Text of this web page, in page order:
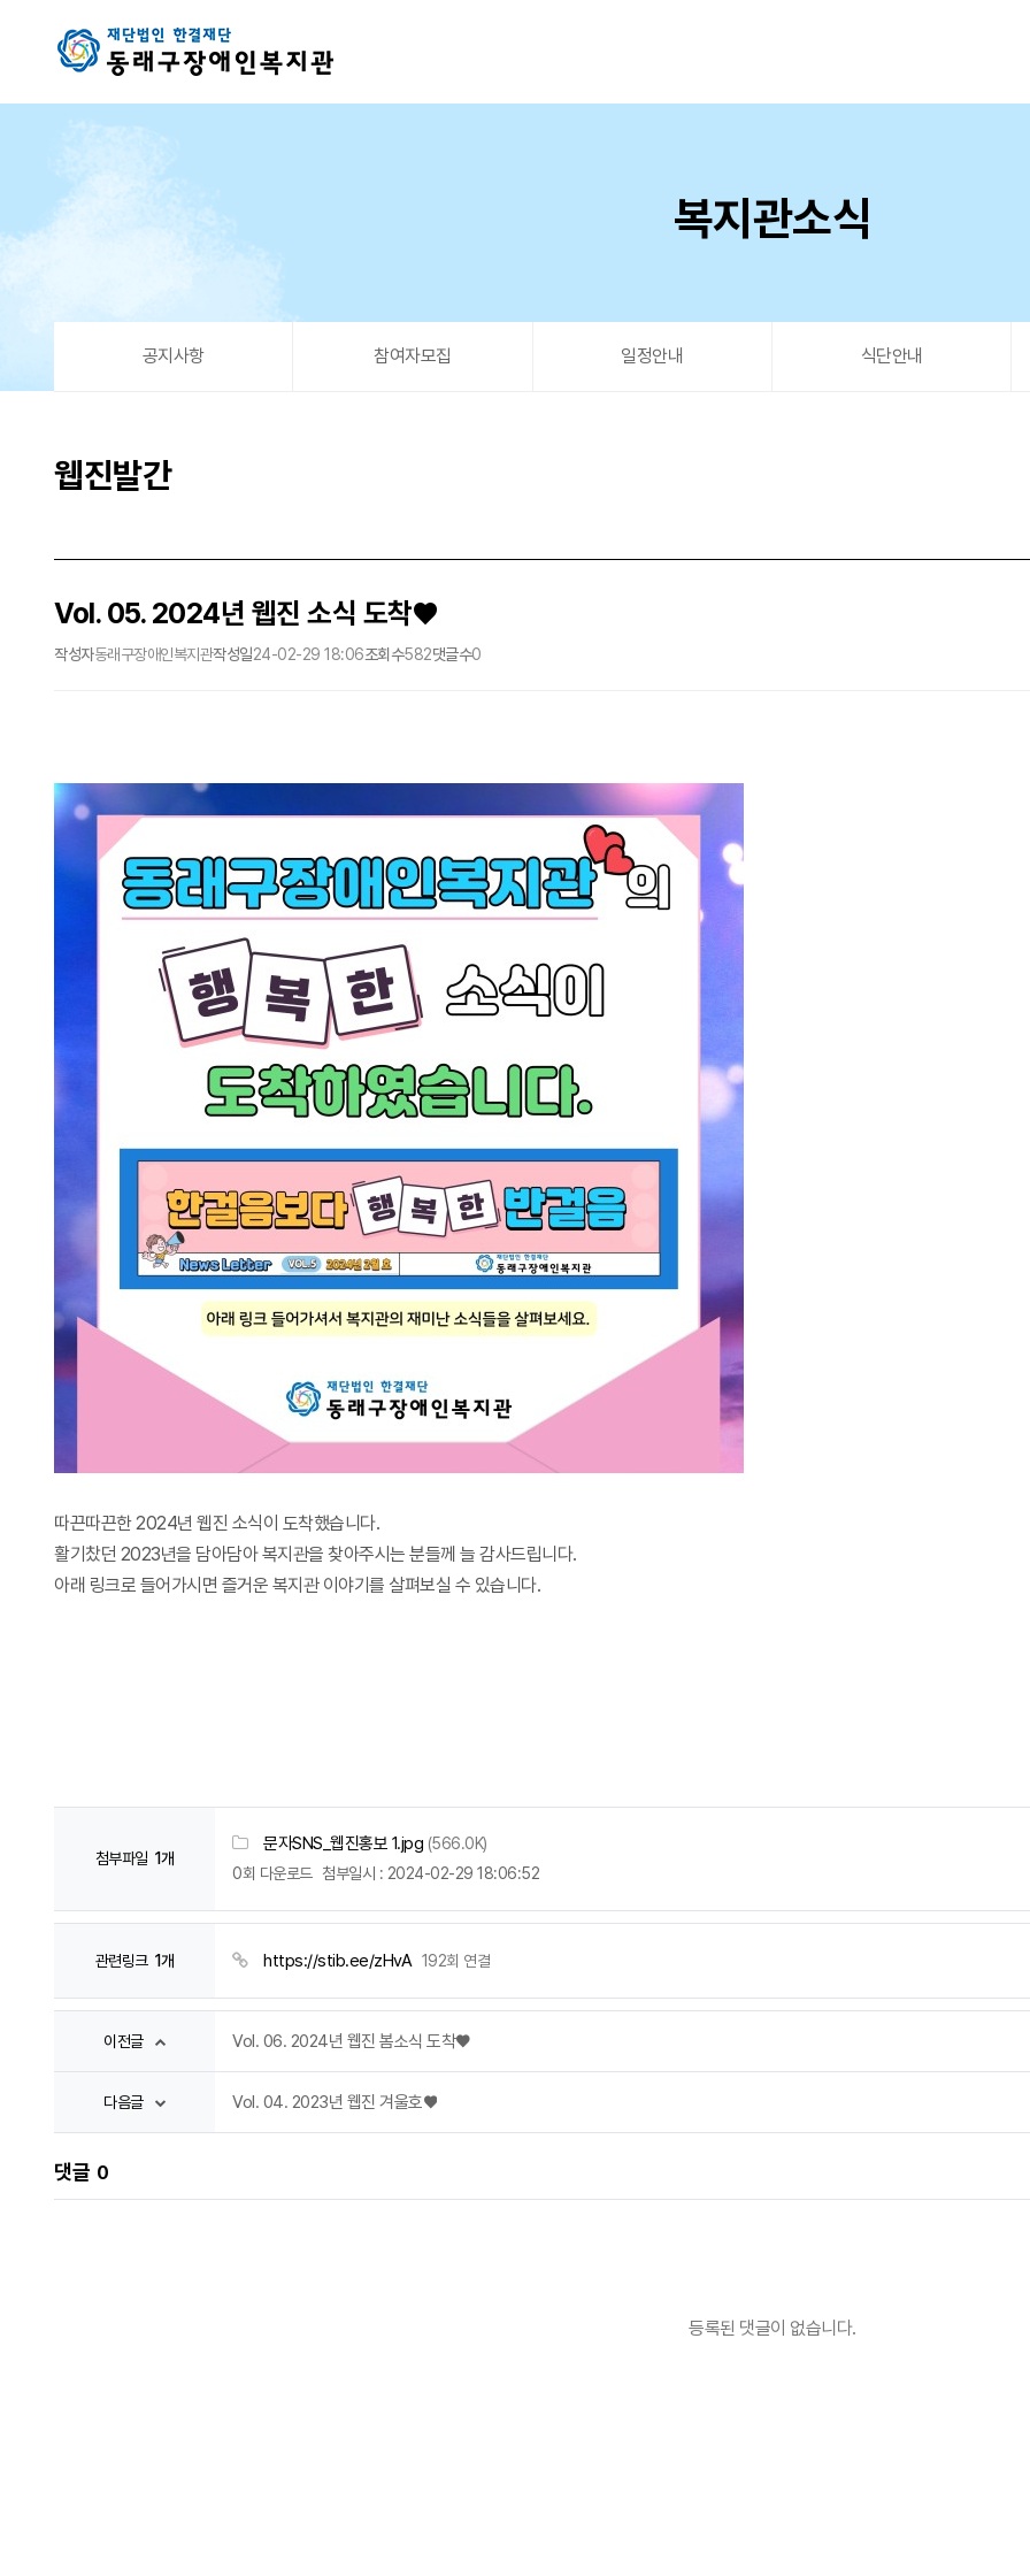
복지관소식
공지사항 참여자모집 일정안내 식단안내
웹진발간
Vol. 05. 2024년 웹진 소식 도착♥
작성자동래구장애인복지관작성일24-02-29 18:06조회수582댓글수0
따끈따끈한 2024년 웹진 소식이 도착했습니다.
활기찼던 2023년을 담아담아 복지관을 찾아주시는 분들께 늘 감사드립니다.
아래 링크로 들어가시면 즐거운 복지관 이야기를 살펴보실 수 있습니다.
첨부파일 1개
문자SNS_웹진홍보 1.jpg (566.0K)
0회 다운로드 첨부일시 : 2024-02-29 18:06:52
관련링크 1개 https://stib.ee/zHvA 192회 연결
이전글 Vol. 06. 2024년 웹진 봄소식 도착♥
다음글 Vol. 04. 2023년 웹진 겨울호♥
댓글 0
등록된 댓글이 없습니다.